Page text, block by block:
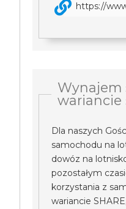
https://
wariancie
Dla naszych
samochodu na
dowóz na
pozostałym
korzystania z
wariancie